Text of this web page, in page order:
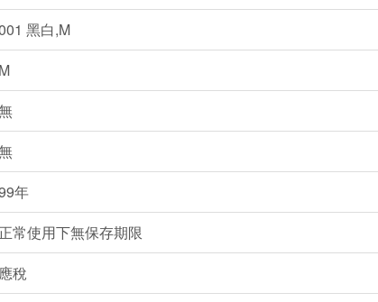
黑白,M
M
年
正常使用下無保存期限
應稅